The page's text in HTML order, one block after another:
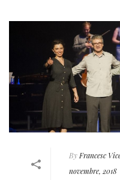
By Francesc
novembre, 2018